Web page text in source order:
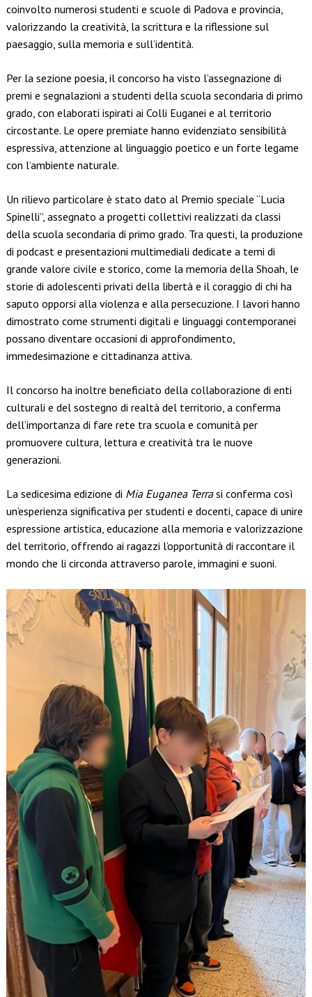
coinvolto numerosi studenti e scuole di Padova e provincia,
valorizzando la creatività, la scrittura e la riflessione sul
paesaggio, sulla memoria e sull’identità.
Per la sezione poesia, il concorso ha visto l’assegnazione di
premi e segnalazioni a studenti della scuola secondaria di primo
grado, con elaborati ispirati ai Colli Euganei e al territorio
circostante. Le opere premiate hanno evidenziato sensibilità
espressiva, attenzione al linguaggio poetico e un forte legame
con l’ambiente naturale.
Un rilievo particolare è stato dato al Premio speciale “Lucia
Spinelli”, assegnato a progetti collettivi realizzati da classi
della scuola secondaria di primo grado. Tra questi, la produzione
di podcast e presentazioni multimediali dedicate a temi di
grande valore civile e storico, come la memoria della Shoah, le
storie di adolescenti privati della libertà e il coraggio di chi ha
saputo opporsi alla violenza e alla persecuzione. I lavori hanno
dimostrato come strumenti digitali e linguaggi contemporanei
possano diventare occasioni di approfondimento,
immedesimazione e cittadinanza attiva.
Il concorso ha inoltre beneficiato della collaborazione di enti
culturali e del sostegno di realtà del territorio, a conferma
dell’importanza di fare rete tra scuola e comunità per
promuovere cultura, lettura e creatività tra le nuove
generazioni.
La sedicesima edizione di Mia Euganea Terrasi conferma così
un’esperienza significativa per studenti e docenti, capace di unire
espressione artistica, educazione alla memoria e valorizzazione
del territorio, offrendo ai ragazzi l’opportunità di raccontare il
mondo che li circonda attraverso parole, immagini e suoni.